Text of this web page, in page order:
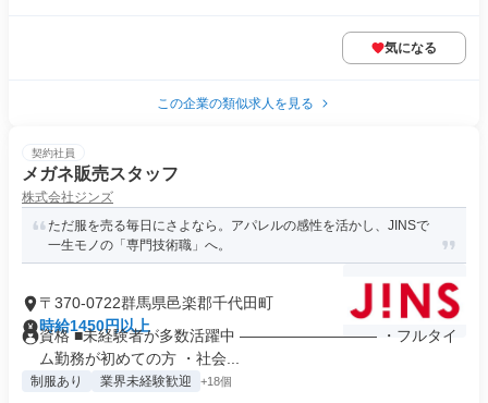
気になる
この企業の類似求人を見る
契約社員
メガネ販売スタッフ
株式会社ジンズ
ただ服を売る毎日にさよなら。アパレルの感性を活かし、JINSで
一生モノの「専門技術職」へ。
〒370-0722群馬県邑楽郡千代田町
時給1450円以上
資格 ■未経験者が多数活躍中 ――――――――― ・フルタイ
ム勤務が初めての方 ・社会...
制服あり 業界未経験歓迎 +18個